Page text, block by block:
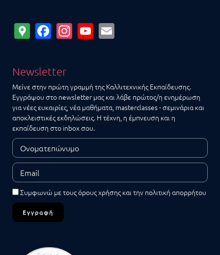
Google
Maps
Facebook
Instagram
YouTube
Newsletter
Μείνε στην πρώτη γραμμή της Καλλιτεχνικής Εκπαίδευσης.
Εγγράψου στο newsletter μας και λάβε πρώτος/η ενημέρωση
για νέες ευκαιρίες, νέα μαθήματα, masterclasses - σεμινάρια και
αποκλειστικές εκδηλώσεις. Η τέχνη, η έμπνευση και η
εκπαίδευση στο inbox σου.
Συμφωνώ με τουςόρους χρήσης και την πολιτική απορρήτου
Εγγραφή